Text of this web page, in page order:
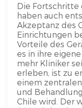
Die Fortschritte
haben auch
Akzeptanz des
Einrichtungen
Vorteile des
es in ihre
mehr Kliniker
erleben, ist zu
einem
und
Chile wird. Der